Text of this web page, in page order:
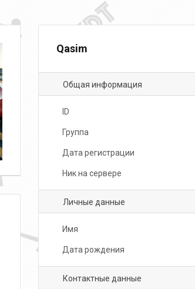
Qasim
Общая информация
ID
Группа
Дата регистрации
Ник на сервере
Личные данные
Имя
Дата рождения
Контактные данные